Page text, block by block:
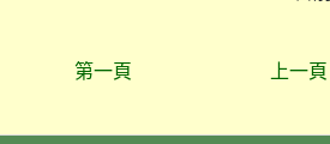
第一頁 上一頁